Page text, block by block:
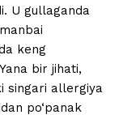
U gullaganda
keng
bir jihati,
singari allergiya
po‘panak